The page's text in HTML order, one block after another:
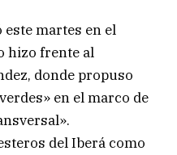
este martes en el
hizo frente al
donde propuso
en el marco de
del Iberá como